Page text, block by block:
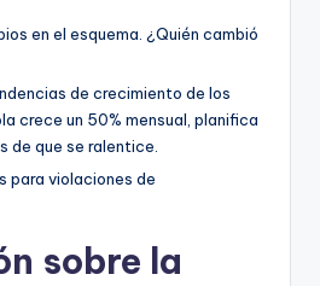
en el esquema. ¿Quién cambió
de crecimiento de los
crece un 50% mensual, planifica
de que se ralentice.
para violaciones de
sobre la